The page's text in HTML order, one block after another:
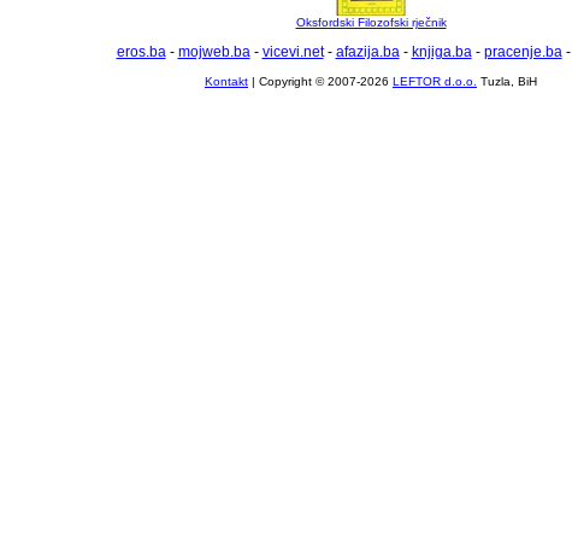
Oksfordski Filozofski rječnik
eros.ba- mojweb.ba- vicevi.net- afazija.ba- knjiga.ba- pracenje.ba-
Kontakt | Copyright © 2007-2026 LEFTOR d.o.o. Tuzla, BiH